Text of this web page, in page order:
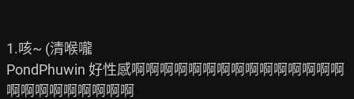
1.咳~ (清喉嚨
PondPhuwin 好性感啊啊啊啊啊啊啊啊啊啊啊啊啊啊啊